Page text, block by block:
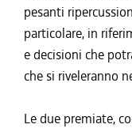
pesanti
particolare, in
e decisioni che
che si riveleranno
Le due premiate,